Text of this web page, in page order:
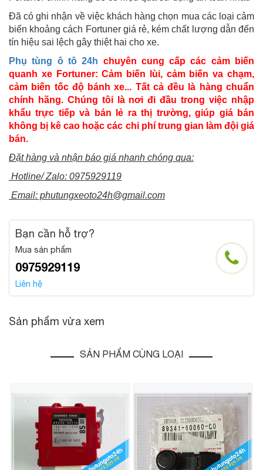
Đã có ghi nhận về việc khách hàng chọn mua các loại cảm
biến khoảng cách Fortuner giá rẻ, kém chất lượng dẫn đến
tín hiệu sai lệch gây thiệt hai cho xe.
Phụ tùng ô tô 24h chuyên cung cấp các cảm biến
quanh xe Fortuner: Cảm biến lùi, cảm biến va chạm,
cảm biến tốc độ bánh xe... Tất cả đều là hàng chuẩn
chính hãng. Chúng tôi là nơi đi đầu trong việc nhập
khẩu trực tiếp và bán lẻ ra thị trường, giúp giá bán
không bị kê cao hoặc các chi phí trung gian làm đội giá
bán.
Đặt hàng và nhận báo giá nhanh chóng qua:
Hotline/ Zalo: 0975929119
Email: phutungxeoto24h@gmail.com
Bạn cần hỗ trợ?
Mua sản phẩm
0975929119
Liên hệ
Sản phẩm vừa xem
SẢN PHẨM CÙNG LOẠI